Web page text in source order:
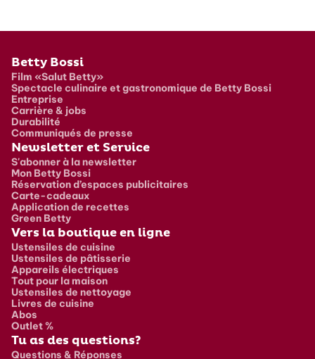
Pied de page
Betty Bossi
Film «Salut Betty»
Spectacle culinaire et gastronomique de Betty Bossi
Entreprise
Carrière & jobs
Durabilité
Communiqués de presse
Newsletter et Service
S'abonner à la newsletter
Mon Betty Bossi
Réservation d’espaces publicitaires
Carte-cadeaux
Application de recettes
Green Betty
Vers la boutique en ligne
Ustensiles de cuisine
Ustensiles de pâtisserie
Appareils électriques
Tout pour la maison
Ustensiles de nettoyage
Livres de cuisine
Abos
Outlet %
Tu as des questions?
Questions & Réponses